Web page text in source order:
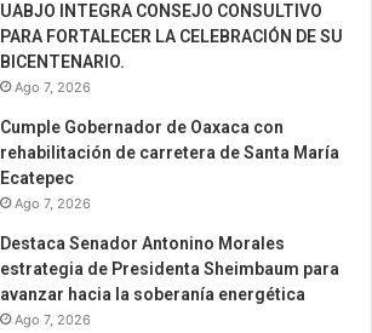
UABJO INTEGRA CONSEJO CONSULTIVO
PARA FORTALECER LA CELEBRACIÓN DE SU
BICENTENARIO.
Ago 7, 2026
Cumple Gobernador de Oaxaca con
rehabilitación de carretera de Santa María
Ecatepec
Ago 7, 2026
Destaca Senador Antonino Morales
estrategia de Presidenta Sheimbaum para
avanzar hacia la soberanía energética
Ago 7, 2026